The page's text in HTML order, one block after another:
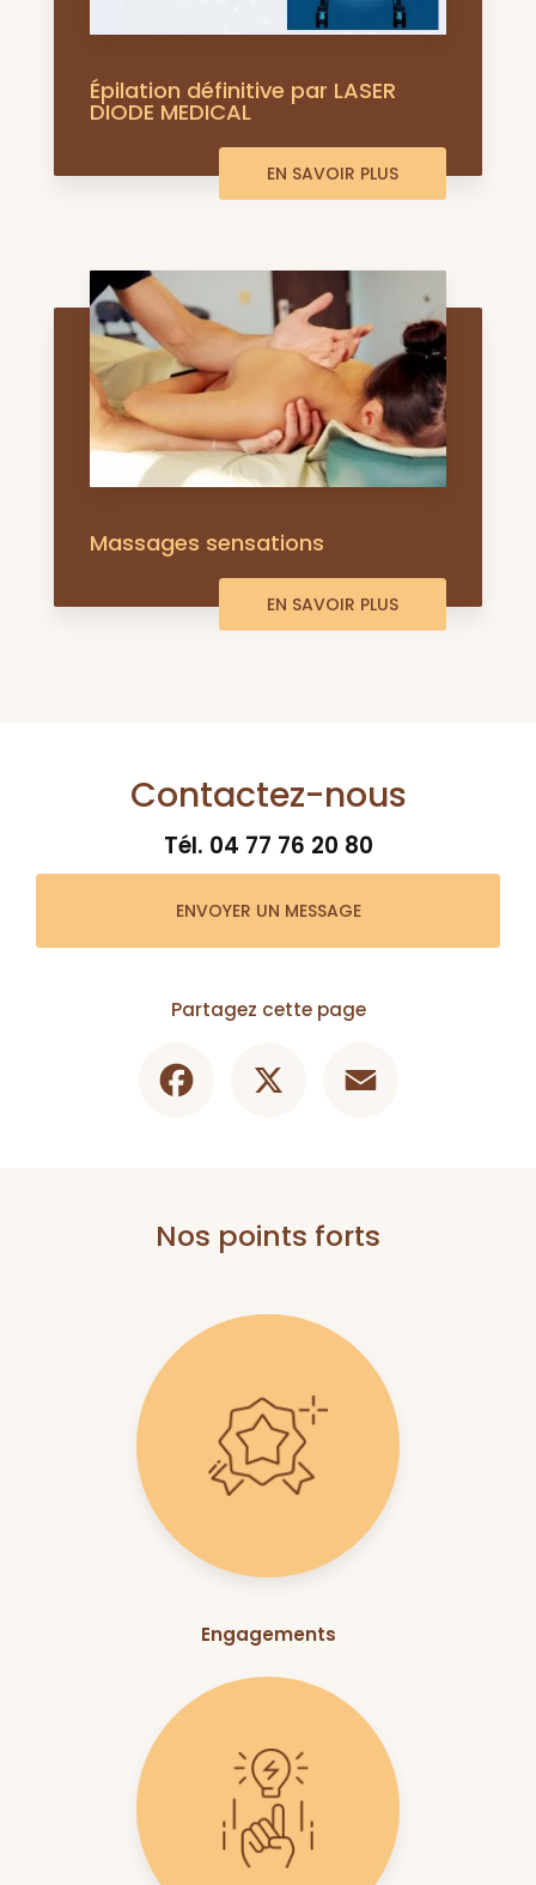
Épilation définitive par LASER
DIODE MEDICAL
EN SAVOIR PLUS
Massages sensations
EN SAVOIR PLUS
Contactez-nous
Tél. 04 77 76 20 80
ENVOYER UN MESSAGE
Partagez cette page
Nos points forts
Engagements